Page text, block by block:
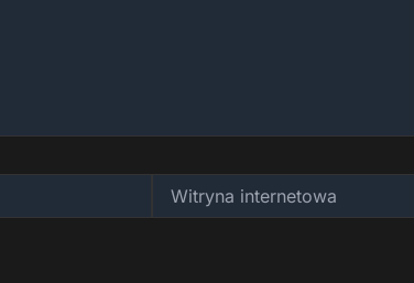
internetowa